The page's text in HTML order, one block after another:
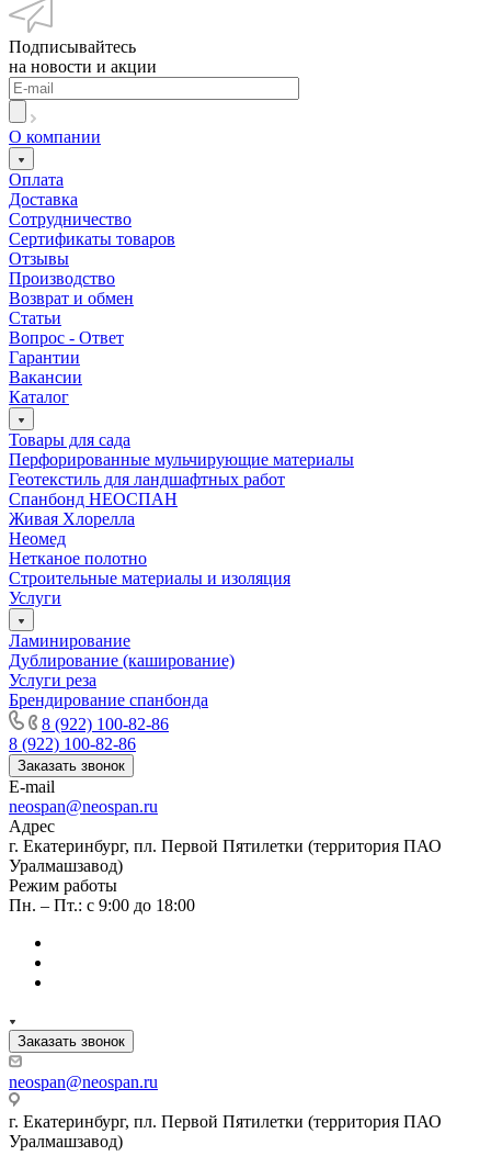
Подписывайтесь
на новости и акции
О компании
Оплата
Доставка
Сотрудничество
Сертификаты товаров
Отзывы
Производство
Возврат и обмен
Статьи
Вопрос - Ответ
Гарантии
Вакансии
Каталог
Товары для сада
Перфорированные мульчирующие материалы
Геотекстиль для ландшафтных работ
Спанбонд НЕОСПАН
Живая Хлорелла
Нeомед
Нетканое полотно
Строительные материалы и изоляция
Услуги
Ламинирование
Дублирование (каширование)
Услуги реза
Брендирование спанбонда
8 (922) 100-82-86
8 (922) 100-82-86
Заказать звонок
E-mail
neospan@neospan.ru
Адрес
г. Екатеринбург, пл. Первой Пятилетки (территория ПАО
Уралмашзавод)
Режим работы
Пн. – Пт.: с 9:00 до 18:00
Заказать звонок
neospan@neospan.ru
г. Екатеринбург, пл. Первой Пятилетки (территория ПАО
Уралмашзавод)